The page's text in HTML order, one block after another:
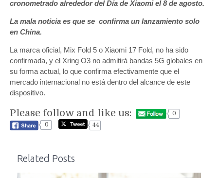
cronometrado alrededor del Día de Xiaomi el 8 de agosto.
La mala noticia es que se confirma un lanzamiento solo
en China.
La marca oficial, Mix Fold 5 o Xiaomi 17 Fold, no ha sido
confirmada, y el Xring O3 no admitirá bandas 5G globales en
su forma actual, lo que confirma efectivamente que el
mercado internacional no está dentro del alcance de este
dispositivo.
Please follow and like us:
0
0
44
Related Posts